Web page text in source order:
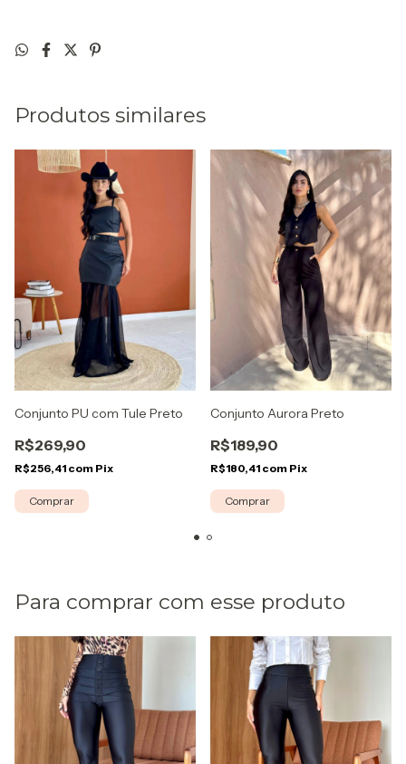
Produtos similares
Conjunto PU com Tule Preto
R$269,90
R$256,41 com Pix
Comprar
Conjunto Aurora Preto
R$189,90
R$180,41 com Pix
Comprar
Para comprar com esse produto